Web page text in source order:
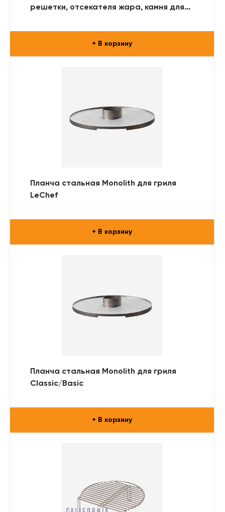
решетки, отсекателя жара, камня для
+ В корзину
Планча стальная Monolith для гриля
LeChef
+ В корзину
Планча стальная Monolith для гриля
Classic/Basic
+ В корзину